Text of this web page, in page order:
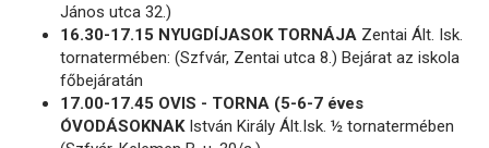
János utca 32.)
16.30-17.15 NYUGDÍJASOK TORNÁJA Zentai Ált. Isk.
tornatermében: (Szfvár, Zentai utca 8.) Bejárat az iskola
főbejáratán
17.00-17.45 OVIS - TORNA (5-6-7 éves
ÓVODÁSOKNAKIstván Király Ált.Isk. ½ tornatermében